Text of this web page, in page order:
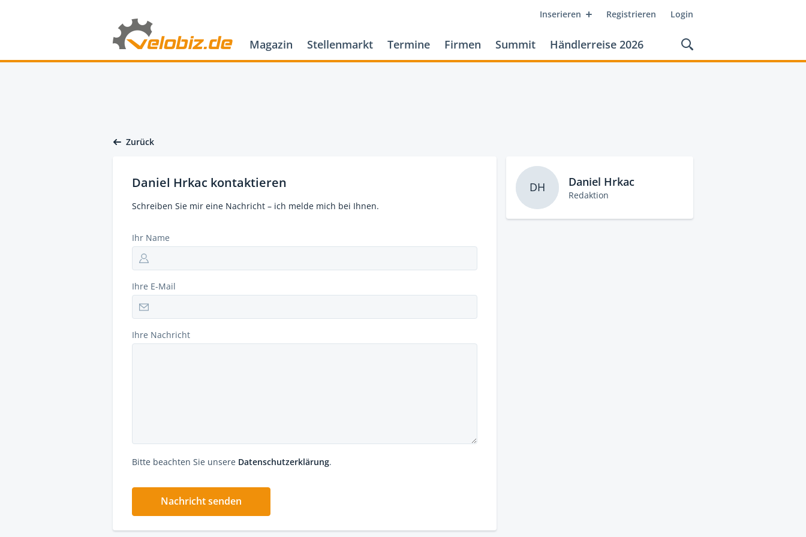
Inserieren Registrieren Login
Magazin Stellenmarkt Termine Firmen Summit Händlerreise 2026
Zurück
Daniel Hrkac kontaktieren
Schreiben Sie mir eine Nachricht – ich melde mich bei Ihnen.
Ihr Name
Ihre E-Mail
Ihre Nachricht
Bitte beachten Sie unsere Datenschutzerklärung.
Nachricht senden
DH Daniel Hrkac
Redaktion